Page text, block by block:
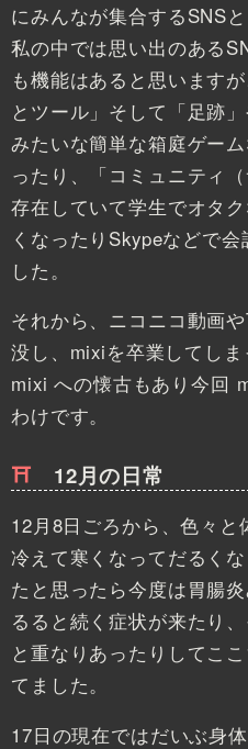
にみんなが集合するSNS
私の中では思い出のある
も機能はあると思います
とツール」そして「足跡
みたいな簡単な箱庭ゲー
ったり、「コミュニティ
存在していて学生でオタ
くなったりSkypeなどで
した。
それから、ニコニコ動画
没し、mixiを卒業してし
mixi への懐古もあり今回
わけです。
12月の日常
12月8日ごろから、色々
冷えて寒くなってだるく
たと思ったら今度は胃腸
るると続く症状が来たり
と重なりあったりしてこ
てました。
17日の現在ではだいぶ身